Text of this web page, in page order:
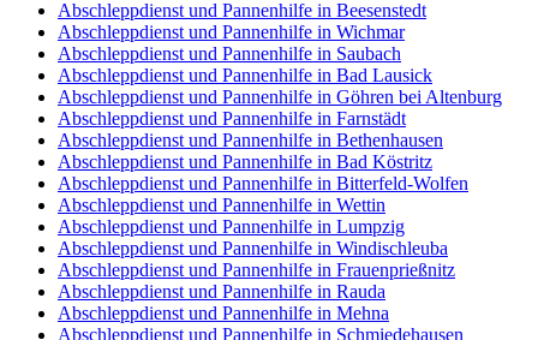
Abschleppdienst und Pannenhilfe in Beesenstedt
Abschleppdienst und Pannenhilfe in Wichmar
Abschleppdienst und Pannenhilfe in Saubach
Abschleppdienst und Pannenhilfe in Bad Lausick
Abschleppdienst und Pannenhilfe in Göhren bei Altenburg
Abschleppdienst und Pannenhilfe in Farnstädt
Abschleppdienst und Pannenhilfe in Bethenhausen
Abschleppdienst und Pannenhilfe in Bad Köstritz
Abschleppdienst und Pannenhilfe in Bitterfeld-Wolfen
Abschleppdienst und Pannenhilfe in Wettin
Abschleppdienst und Pannenhilfe in Lumpzig
Abschleppdienst und Pannenhilfe in Windischleuba
Abschleppdienst und Pannenhilfe in Frauenprießnitz
Abschleppdienst und Pannenhilfe in Rauda
Abschleppdienst und Pannenhilfe in Mehna
Abschleppdienst und Pannenhilfe in Schmiedehausen